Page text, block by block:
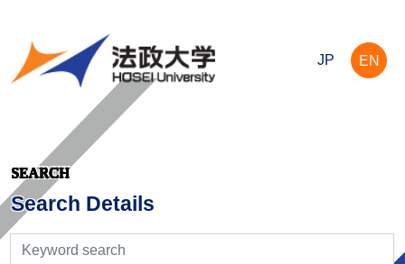
JP EN
SEARCH
Search Details
検索